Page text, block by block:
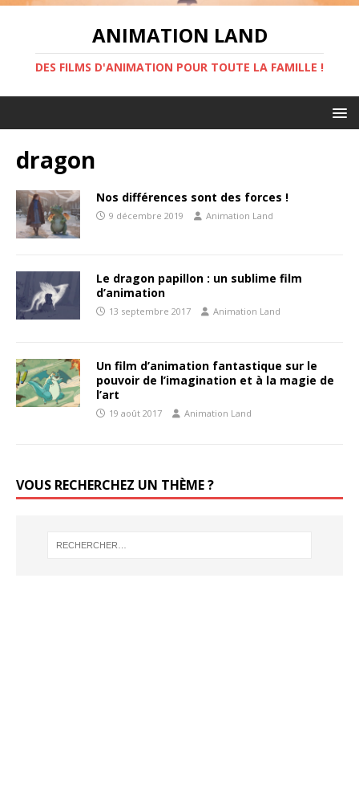
ANIMATION LAND
DES FILMS D'ANIMATION POUR TOUTE LA FAMILLE !
dragon
Nos différences sont des forces !
9 décembre 2019 Animation Land
Le dragon papillon : un sublime film
d’animation
13 septembre 2017 Animation Land
Un film d’animation fantastique sur le
pouvoir de l’imagination et à la magie de
l’art
19 août 2017 Animation Land
VOUS RECHERCHEZ UN THÈME ?